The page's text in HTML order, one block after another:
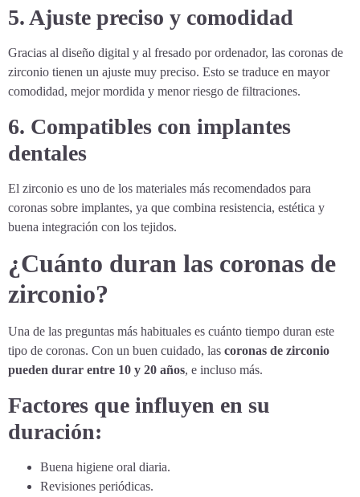
5. Ajuste preciso y comodidad
Gracias al diseño digital y al fresado por ordenador, las coronas de
zirconio tienen un ajuste muy preciso. Esto se traduce en mayor
comodidad, mejor mordida y menor riesgo de filtraciones.
6. Compatibles con implantes
dentales
El zirconio es uno de los materiales más recomendados para
coronas sobre implantes, ya que combina resistencia, estética y
buena integración con los tejidos.
¿Cuánto duran las coronas de
zirconio?
Una de las preguntas más habituales es cuánto tiempo duran este
tipo de coronas. Con un buen cuidado, las coronas de zirconio
pueden durar entre 10 y 20 años, e incluso más.
Factores que influyen en su
duración:
Buena higiene oral diaria.
Revisiones periódicas.